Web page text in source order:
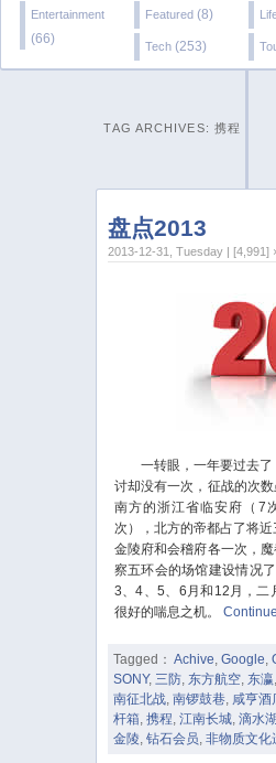
Entertainment
(66)
Featured (8)
Tech (253)
TAG ARCHIVES: 携程
盘点2013
2013-12-31, Tuesday | [4,991]
一转眼，一年要过去了
讨却没有一次，征战的次
南方的浙江省临安府（7
次），北方的帝都占了将
金陵府和会稽府各一次，
察五环会的场馆建设情况
3、4、5、6月和12月，二
很好的喘息之机。
Tagged： Achive,Google,
SONY,三防, 东方航空, 东瀛
南征北战,南锣鼓巷, 咸亨酒
杆箱,携程,江南长城,滴水湖
金陵,钻石会员,非物质文化